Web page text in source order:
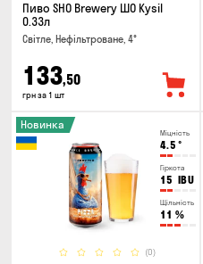
Пиво SHO Brewery ШО Kysil
0.33л
Світле, Нефільтроване, 4°
133,50
грн за 1 шт
Міцність
4.5 °
Гіркота
15 IBU
Щільність
11 %
(0)
Новинка